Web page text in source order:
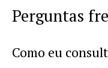
Perguntas
Como eu